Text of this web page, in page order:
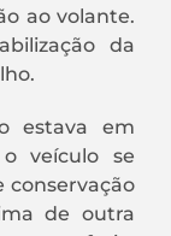
ao volante.
da
estava em
veículo se
conservação
de outra